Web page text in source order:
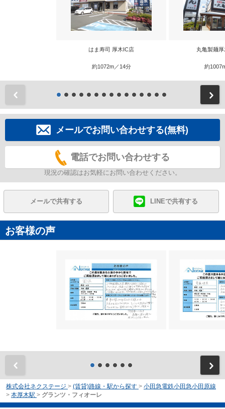
はま寿司 厚木IC店
約1072m／14分
丸亀製麺
約
メールでお問い合わせする(無料)
電話でお問い合わせする
現況の確認はお気軽にお問い合わせください。
メールで共有する LINEで共有する
お客様の声
株式会社ネクステージ > (賃貸)路線・駅から探す > 小田急電鉄小田急小田原線
> 本厚木駅 > グランツ・フィオーレ